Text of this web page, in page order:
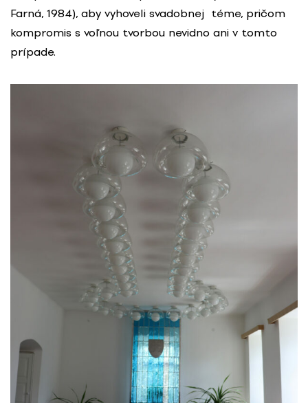
Farná, 1984), aby vyhoveli svadobnej téme, pričom
kompromis s voľnou tvorbou nevidno ani v tomto
prípade.